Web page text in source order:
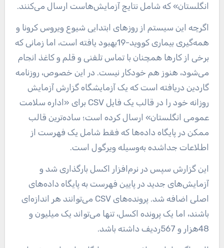
انگلستان» که شامل نتایج آزمایش‌هاست ارسال می‌کنند.
اگرچه این سیستم از روزهای ابتدایی شیوع ویروس کرونا و
همه‌گیری بیماری کووید-19بهبود یافته است، اما زمانی که
برخی از کارها همچنان با تماس تلفنی و قلم و کاغذ انجام
می‌شود، هنوز هم خودکار نیست. در این خصوص، روزنامه
گاردین دریافته‌ است که یک آزمایشگاه گزارش آزمایش
روزانه خود را در قالب یک فایل CSV برای «اداره سلامت
عمومی انگلستان» ارسال کرده است؛ ساده‌ترین قالب
ممکن در پایگاه داده‌ها که فقط شامل یک فهرست از
اطلاعات جداشده به‌وسیله ویرگول است.
این گزارش سپس در نرم‌افزار اکسل بارگذاری شد و
آزمایش‌های جدید در پایین فهرست به پایگاه‌ داده‌های
اصلی اضافه شد. پرونده‌های CSV می‌توانند هر اندازه‌ای
باشند، اما یک پرونده اکسل، تنها می‌تواند یک میلیون و
48هزار و 567ردیف داشته باشد.